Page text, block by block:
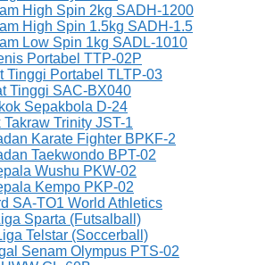
High Spin 2kg SADH-1200
High Spin 1.5kg SADH-1.5
Low Spin 1kg SADL-1010
Portabel TTP-02P
Tinggi Portabel TLTP-03
Tinggi SAC-BX040
Sepakbola D-24
Trinity JST-1
Karate Fighter BPKF-2
Taekwondo BPT-02
Wushu PKW-02
Kempo PKP-02
SA-TO1 World Athletics
Sparta (Futsalball)
Telstar (Soccerball)
Senam Olympus PTS-02